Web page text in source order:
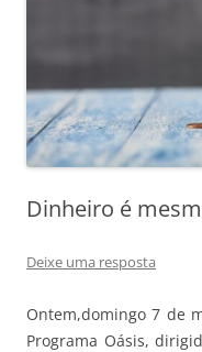
Dinheiro é
Deixe uma resposta
Ontem,domingo 7 de
Programa Oásis,